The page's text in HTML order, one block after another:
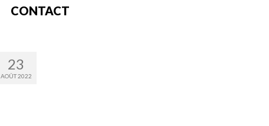
CONTACT
23
AOÛT 2022